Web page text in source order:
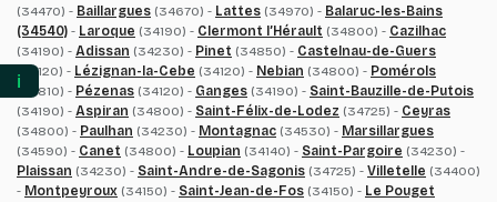
(34470) - Baillargues (34670) - Lattes (34970) - Balaruc-les-Bains
(34540) - Laroque (34190) - Clermont l’Hérault (34800) - Cazilhac
(34190) - Adissan (34230) - Pinet (34850) - Castelnau-de-Guers
(34120) - Lézignan-la-Cebe (34120) - Nebian (34800) - Pomérols
(34810) - Pézenas (34120) - Ganges (34190) - Saint-Bauzille-de-Putois
(34190) - Aspiran (34800) - Saint-Félix-de-Lodez (34725) - Ceyras
(34800) - Paulhan (34230) - Montagnac (34530) - Marsillargues
(34590) - Canet (34800) - Loupian (34140) - Saint-Pargoire (34230) -
Plaissan (34230) - Saint-Andre-de-Sagonis (34725) - Villetelle (34400)
- Montpeyroux (34150) - Saint-Jean-de-Fos (34150) - Le Pouget
ℹ️